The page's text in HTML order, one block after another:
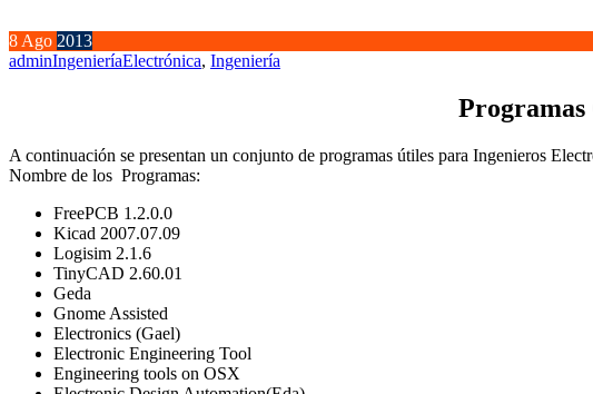
8Ago 2013
adminIngenieríaElectrónica, Ingeniería
A continuación se presentan un conjunto de programas útiles para Ingenieros
Nombre de los Programas:
FreePCB 1.2.0.0
Kicad 2007.07.09
Logisim 2.1.6
TinyCAD 2.60.01
Geda
Gnome Assisted
Electronics (Gael)
Electronic Engineering Tool
Engineering tools on OSX